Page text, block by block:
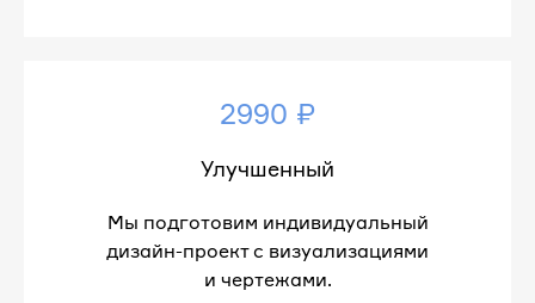
2990 ₽
Улучшенный
Мы подготовим индивидуальный
дизайн-проект с визуализациями
и чертежами.